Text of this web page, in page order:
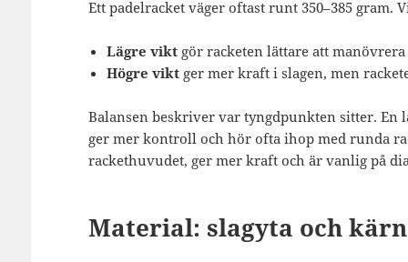
Ett padelracket väger oftast runt 350–385
Lägre viktgör racketen lättare att
Högre viktger mer kraft i slagen, men
Balansen beskriver var tyngdpunkten sitter. En
ger mer kontroll och hör ofta ihop med runda
rackethuvudet, ger mer kraft och är vanlig på
Material: slagyta och